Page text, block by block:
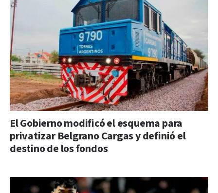
El Gobierno modificó el esquema para
privatizar Belgrano Cargas y definió el
destino de los fondos